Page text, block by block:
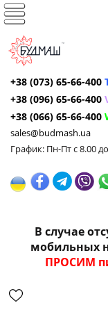
+38 (073) 65-66-400
+38 (096) 65-66-400
+38 (066) 65-66-400
sales@budmash.ua
График: Пн-Пт с 8.00
В случае
мобильных
ПРОСИМ